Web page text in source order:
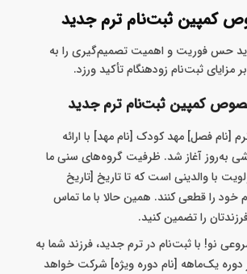
کمپین ثبت‌نام ترم جدید
حس فوریت و اهمیت تصمیم‌گیری را به
مزایای ثبت‌نام زودهنگام تأکید ورزد.
[نام فصل] مهد کودک [نام مهد] با ارائه
به‌روز آغاز شد. ظرفیت گروه‌های سنی ما
با والدینی است که تا تاریخ [تاریخ
را قطعی کنند. همین حالا با ما تماس
را تضمین کنید.
نو! با ثبت‌نام در ترم جدید، فرزند شما به
دوره یک‌ماهه [نام دوره ویژه] شرکت خواهد